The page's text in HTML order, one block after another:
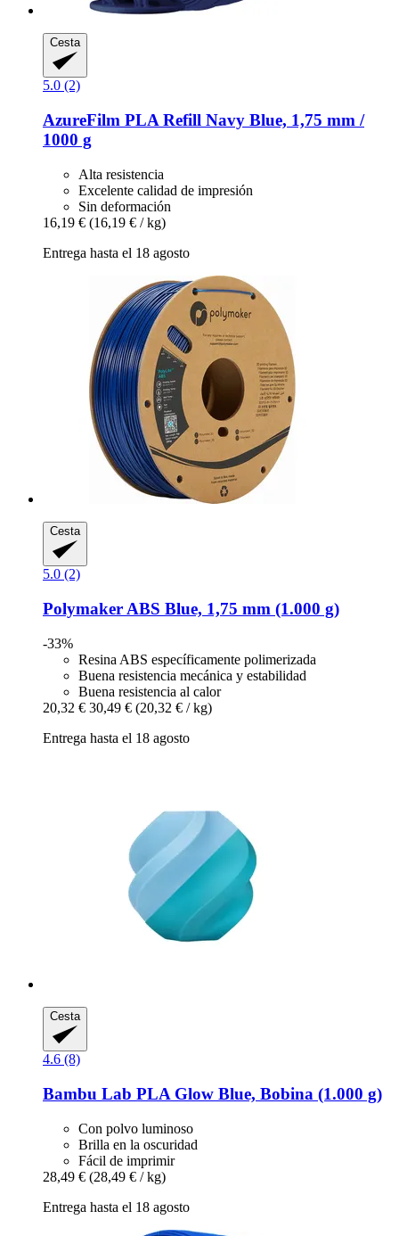
Cesta
5.0 (2)
AzureFilm PLA Refill Navy Blue, 1,75 mm /
1000 g
Alta resistencia
Excelente calidad de impresión
Sin deformación
16,19 € (16,19 € / kg)
Entrega hasta el 18 agosto
Cesta
5.0 (2)
Polymaker ABS Blue, 1,75 mm (1.000 g)
-33%
Resina ABS específicamente polimerizada
Buena resistencia mecánica y estabilidad
Buena resistencia al calor
20,32 € 30,49 € (20,32 € / kg)
Entrega hasta el 18 agosto
Cesta
4.6 (8)
Bambu Lab PLA Glow Blue, Bobina (1.000 g)
Con polvo luminoso
Brilla en la oscuridad
Fácil de imprimir
28,49 € (28,49 € / kg)
Entrega hasta el 18 agosto